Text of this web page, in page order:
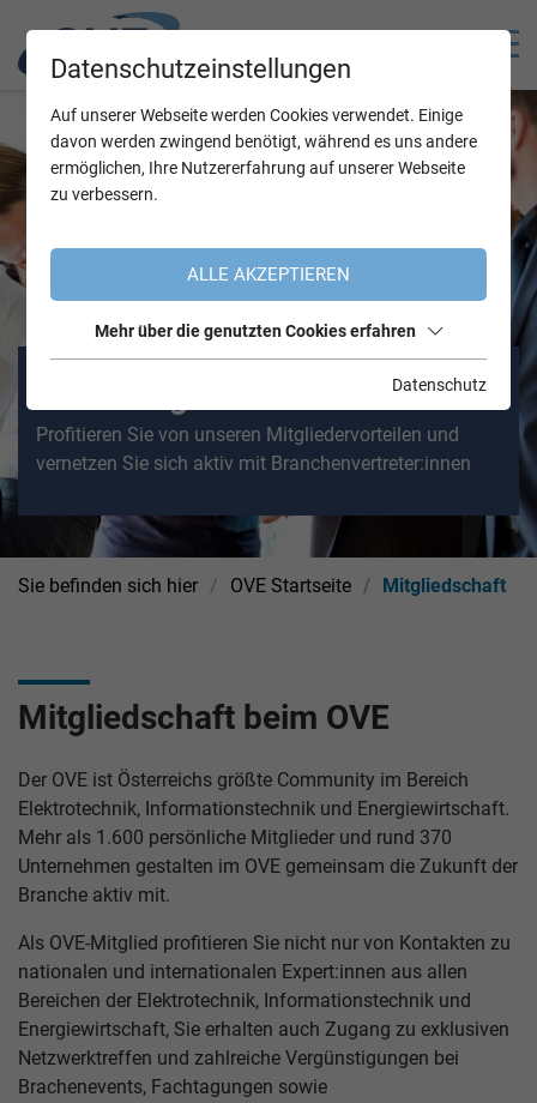
Profitieren Sie von unseren Mitgliedervorteilen und
vernetzen Sie sich aktiv mit Branchenvertreter:innen
Sie befinden sich hier OVE Startseite Mitgliedschaft
Mitgliedschaft beim OVE
Der OVE ist Österreichs größte Community im Bereich
Elektrotechnik, Informationstechnik und Energiewirtschaft.
Mehr als 1.600 persönliche Mitglieder und rund 370
Unternehmen gestalten im OVE gemeinsam die Zukunft der
Branche aktiv mit.
Als OVE-Mitglied profitieren Sie nicht nur von Kontakten zu
nationalen und internationalen Expert:innen aus allen
Bereichen der Elektrotechnik, Informationstechnik und
Energiewirtschaft, Sie erhalten auch Zugang zu exklusiven
Netzwerktreffen und zahlreiche Vergünstigungen bei
Brachenevents, Fachtagungen sowie
Datenschutzeinstellungen
Auf unserer Webseite werden Cookies verwendet. Einige
davon werden zwingend benötigt, während es uns andere
ermöglichen, Ihre Nutzererfahrung auf unserer Webseite
zu verbessern.
ALLE AKZEPTIEREN
Mehr über die genutzten Cookies erfahren
Datenschutz